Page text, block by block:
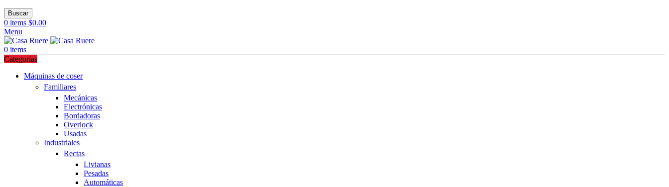
Buscar
0 items $0.00
Menu
0 items
Categorías
Máquinas de coser
Familiares
Mecánicas
Electrónicas
Bordadoras
Overlock
Usadas
Industriales
Rectas
Livianas
Pesadas
Automáticas